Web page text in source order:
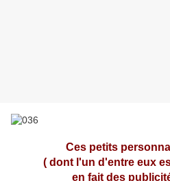
Ces petits
( dont l'un d'entre eux
en fait des